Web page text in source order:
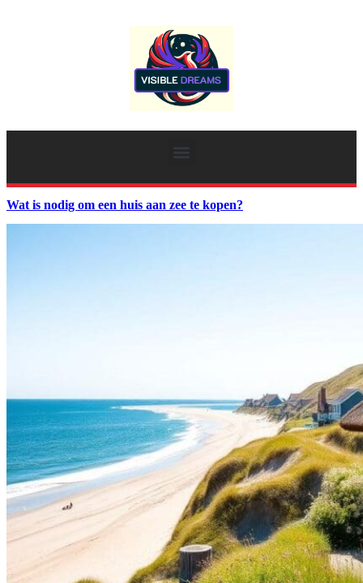
Wat is nodig om een huis aan zee te kopen?